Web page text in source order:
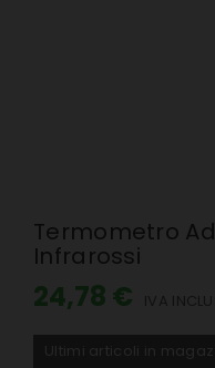
Termometro Ad
Infrarossi
24,78 €